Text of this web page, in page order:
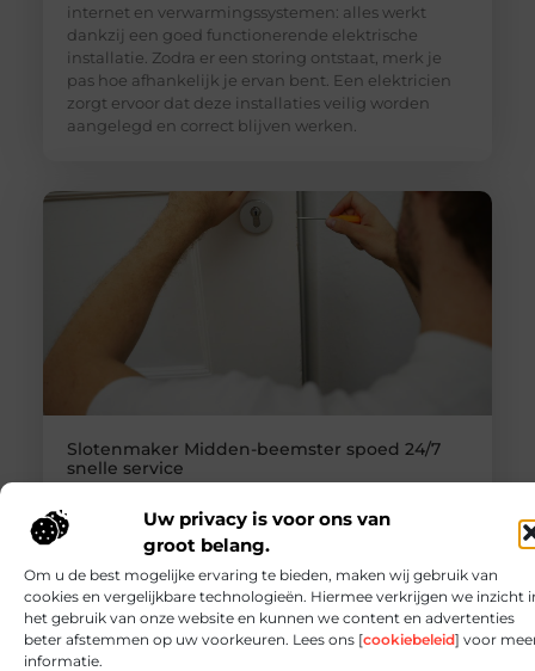
Uw privacy is voor ons van
groot belang.
Om u de best mogelijke ervaring te bieden, maken wij gebruik van
cookies en vergelijkbare technologieën. Hiermee verkrijgen we inzicht
het gebruik van onze website en kunnen we content en advertenties
beter afstemmen op uw voorkeuren. Lees ons [cookiebeleid] voor
informatie.
internet en verwarmingssystemen: alles werkt
dankzij een goed functionerende elektrische
installatie. Zodra er een storing ontstaat, merk je
pas hoe afhankelijk je ervan bent. Een elektricien
zorgt ervoor dat deze installaties veilig worden
aangelegd en correct blijven werken.
Slotenmaker Midden-beemster spoed 24/7
snelle service
slotenmaker zorgt voor meer dan alleen het
openen van deuren. Sloten vormen namelijk de
bedrijfspand. Als deze niet goed functioneren,
neemt het risico op inbraak of buitensluiting direct
toe. Daarom is goed onderhoud en tijdig
vervangen van sloten essentieel. Een professionele